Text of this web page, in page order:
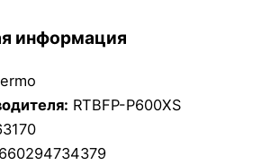
информация
RTBFP-P600XS